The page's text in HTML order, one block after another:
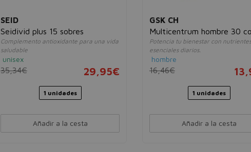
SEID
Seidivid plus 15 sobres
Complemento antioxidante para una vida
saludable
unisex
35,34€ 29,95€
1 unidades
Añadir a la cesta
GSK CH
Multicentrum hombre 30
Potencia tu bienestar con nutrientes
esenciales diarios.
hombre
16,46€
1 unidades
Añadir a la cesta